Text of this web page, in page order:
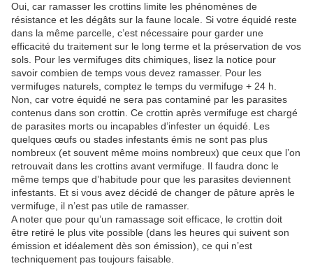
Oui, car ramasser les crottins limite les phénomènes de
résistance et les dégâts sur la faune locale. Si votre équidé reste
dans la même parcelle, c’est nécessaire pour garder une
efficacité du traitement sur le long terme et la préservation de vos
sols. Pour les vermifuges dits chimiques, lisez la notice pour
savoir combien de temps vous devez ramasser. Pour les
vermifuges naturels, comptez le temps du vermifuge + 24 h.
Non, car votre équidé ne sera pas contaminé par les parasites
contenus dans son crottin. Ce crottin après vermifuge est chargé
de parasites morts ou incapables d’infester un équidé. Les
quelques œufs ou stades infestants émis ne sont pas plus
nombreux (et souvent même moins nombreux) que ceux que l’on
retrouvait dans les crottins avant vermifuge. Il faudra donc le
même temps que d’habitude pour que les parasites deviennent
infestants. Et si vous avez décidé de changer de pâture après le
vermifuge, il n’est pas utile de ramasser.
A noter que pour qu’un ramassage soit efficace, le crottin doit
être retiré le plus vite possible (dans les heures qui suivent son
émission et idéalement dès son émission), ce qui n’est
techniquement pas toujours faisable.